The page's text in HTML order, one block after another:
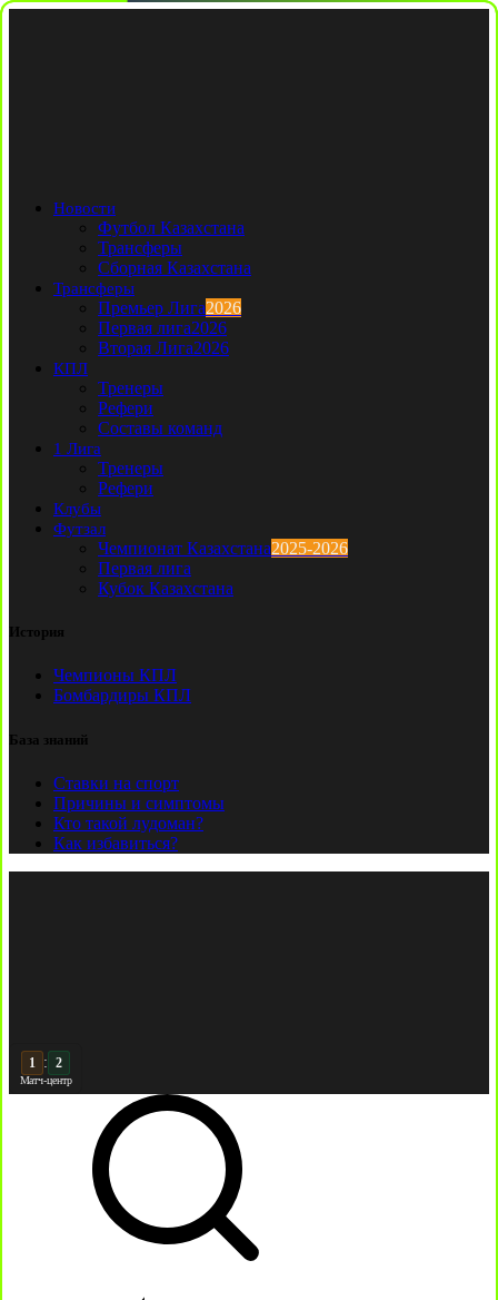
Новости
Футбол Казахстана
Трансферы
Сборная Казахстана
Трансферы
Премьер Лига2026
Первая лига2026
Вторая Лига2026
КПЛ
Тренеры
Рефери
Составы команд
1 Лига
Тренеры
Рефери
Клубы
Футзал
Чемпионат Казахстана2025-2026
Первая лига
Кубок Казахстана
История
Чемпионы КПЛ
Бомбардиры КПЛ
База знаний
Ставки на спорт
Причины и симптомы
Кто такой лудоман?
Как избавиться?
2 : 2
Матч-центр